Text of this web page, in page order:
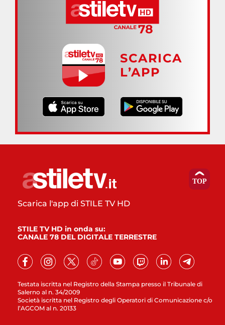
SCARICA
L’APP
Testata iscritta nel Registro della Stampa presso il Tribunale di
Salerno al n. 34/2009
Società iscritta nel Registro degli Operatori di Comunicazione c/o
l’AGCOM al n. 20133
Scarica l'app di STILE TV HD
STILE TV HD in onda su:
CANALE 78 DEL DIGITALE TERRESTRE